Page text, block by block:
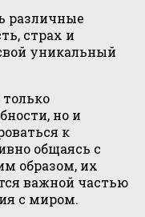
различные
страх и
уникальный
но и
к
общаясь с
образом, их
важной частью
с миром.